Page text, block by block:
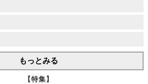
もっとみる
【特集】